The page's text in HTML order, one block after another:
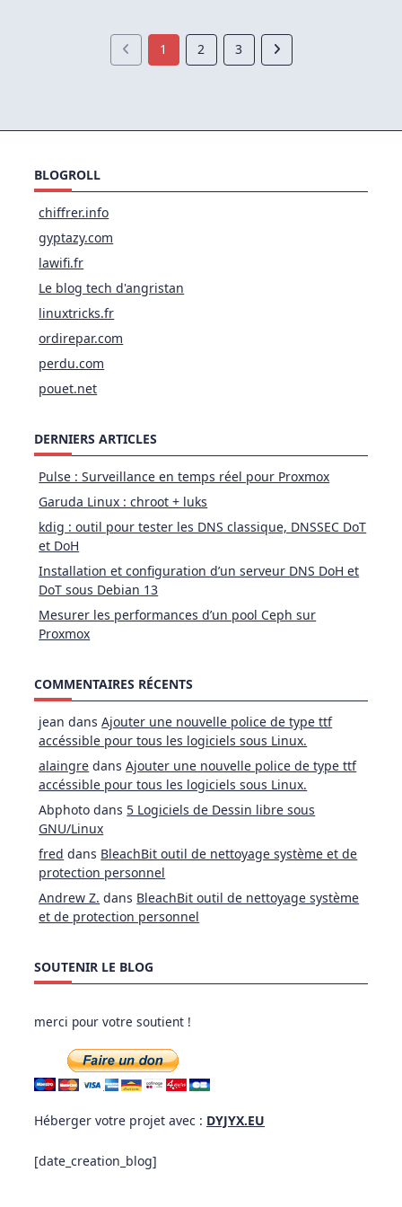
1 2 3
BLOGROLL
chiffrer.info
gyptazy.com
lawifi.fr
Le blog tech d'angristan
linuxtricks.fr
ordirepar.com
perdu.com
pouet.net
DERNIERS ARTICLES
Pulse : Surveillance en temps réel pour Proxmox
Garuda Linux : chroot + luks
kdig : outil pour tester les DNS classique, DNSSEC DoT
et DoH
Installation et configuration d’un serveur DNS DoH et
DoT sous Debian 13
Mesurer les performances d’un pool Ceph sur
Proxmox
COMMENTAIRES RÉCENTS
jean dansAjouter une nouvelle police de type ttf
accéssible pour tous les logiciels sous Linux.
alaingre dansAjouter une nouvelle police de type ttf
accéssible pour tous les logiciels sous Linux.
Abphoto dans 5 Logiciels de Dessin libre sous
GNU/Linux
fred dans BleachBit outil de nettoyage système et de
protection personnel
Andrew Z. dans BleachBit outil de nettoyage système
et de protection personnel
SOUTENIR LE BLOG
merci pour votre soutient !
Héberger votre projet avec : DYJYX.EU
[date_creation_blog]